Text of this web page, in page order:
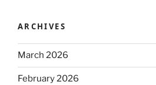
ARCHIVES
March 2026
February 2026